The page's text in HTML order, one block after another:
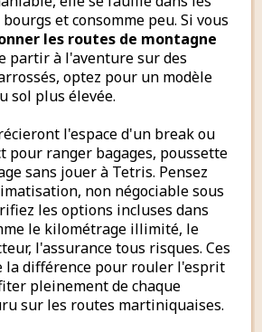
et consomme peu. Si vous
les routes de montagne
partir à l'aventure sur des
optez pour un modèle
sol plus élevée.
l'espace d'un break ou
pour ranger bagages, poussette
sans jouer à Tetris. Pensez
non négociable sous
les options incluses dans
le kilométrage illimité, le
l'assurance tous risques. Ces
la différence pour rouler l'esprit
pleinement de chaque
sur les routes martiniquaises.